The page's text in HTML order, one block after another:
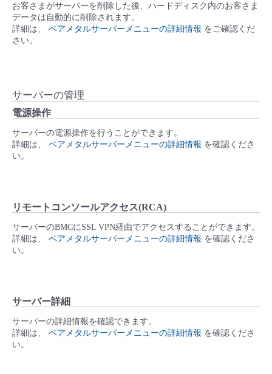
お客さまがサーバーを削除した後、ハードディスク内のお客さま
データは自動的に削除されます。
詳細は、 ベアメタルサーバーメニューの詳細情報 をご確認くだ
さい。
サーバーの管理
電源操作
サーバーの電源操作を行うことができます。
詳細は、 ベアメタルサーバーメニューの詳細情報 を確認くださ
い。
リモートコンソールアクセス(RCA)
サーバーのBMCにSSL VPN経由でアクセスすることができます。
詳細は、 ベアメタルサーバーメニューの詳細情報 を確認くださ
い。
サーバー詳細
サーバーの詳細情報を確認できます。
詳細は、 ベアメタルサーバーメニューの詳細情報 を確認くださ
い。